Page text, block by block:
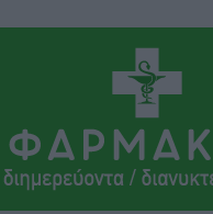
Ειδήσεις• πριν 2 ώρες
Η επόμενη παγκόσμια
υδροπλάνα μπορεί να είναι
Ειδήσεις • πριν 2 ώρες